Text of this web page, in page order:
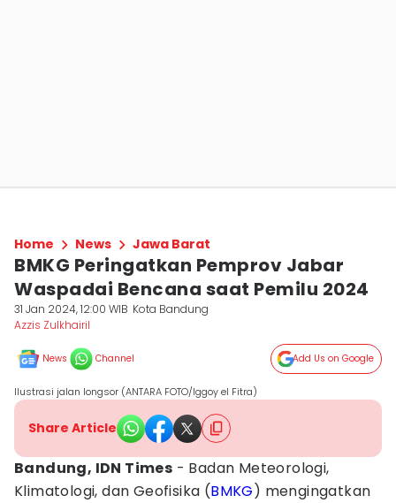
Home News Jawa Barat
BMKG Peringatkan Pemprov Jabar
Waspadai Bencana saat Pemilu 2024
31 Jan 2024, 12:00 WIB Kota Bandung
Azzis Zulkhairil
News Channel Add Us on Google
Ilustrasi jalan longsor (ANTARA FOTO/Iggoy el Fitra)
Share Article
Bandung, IDN Times - Badan Meteorologi,
Klimatologi, dan Geofisika (BMKG) mengingatkan